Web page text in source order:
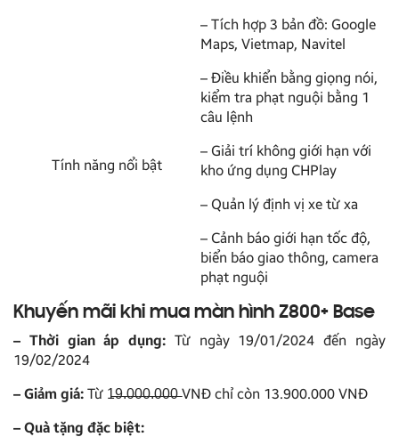
Tính năng nổi bật
– Tích hợp 3 bản đồ: Google
Maps, Vietmap, Navitel
– Điều khiển bằng giọng nói,
kiểm tra phạt nguội bằng 1
câu lệnh
– Giải trí không giới hạn với
kho ứng dụng CHPlay
– Quản lý định vị xe từ xa
– Cảnh báo giới hạn tốc độ,
biển báo giao thông, camera
phạt nguội
Khuyến mãi khi mua màn hình Z800+ Base
– Thời gian áp dụng: Từ ngày 19/01/2024 đến ngày
19/02/2024
– Giảm giá: Từ 1̶9̶.̶0̶0̶0̶.̶0̶0̶0̶ VNĐ chỉ còn 13.900.000 VNĐ
– Quà tặng đặc biệt: